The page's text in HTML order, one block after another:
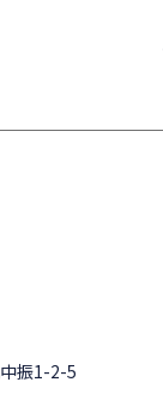
振1-2-5